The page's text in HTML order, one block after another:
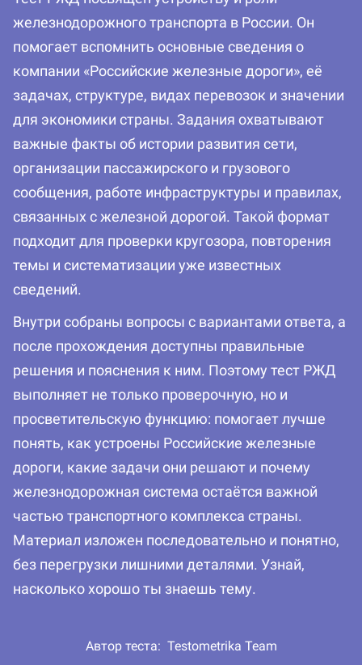
железнодорожного транспорта в России. Он
помогает вспомнить основные сведения о
компании «Российские железные дороги», её
задачах, структуре, видах перевозок и значении
для экономики страны. Задания охватывают
важные факты об истории развития сети,
организации пассажирского и грузового
сообщения, работе инфраструктуры и правилах,
связанных с железной дорогой. Такой формат
подходит для проверки кругозора, повторения
темы и систематизации уже известных
сведений.
Внутри собраны вопросы с вариантами ответа, а
после прохождения доступны правильные
решения и пояснения к ним. Поэтому тест РЖД
выполняет не только проверочную, но и
просветительскую функцию: помогает лучше
понять, как устроены Российские железные
дороги, какие задачи они решают и почему
железнодорожная система остаётся важной
частью транспортного комплекса страны.
Материал изложен последовательно и понятно,
без перегрузки лишними деталями. Узнай,
насколько хорошо ты знаешь тему.
Автор теста: Testometrika Team